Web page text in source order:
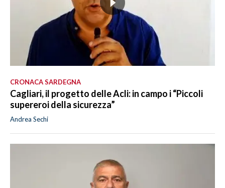
CRONACA SARDEGNA
Cagliari, il progetto delle Acli: in campo i “Piccoli
supereroi della sicurezza”
Andrea Sechi